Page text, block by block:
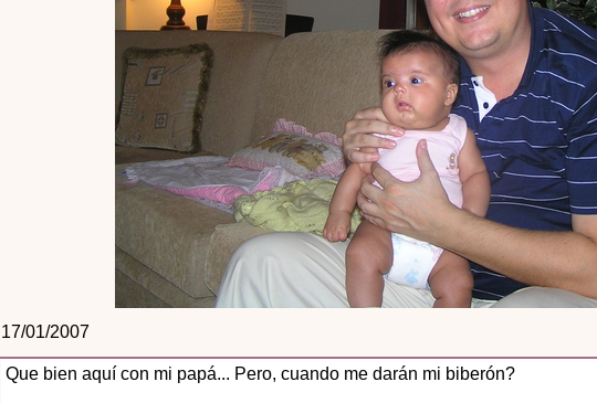
17/01/2007
Que bien aquí con mi papá... Pero, cuando me darán mi biberón?